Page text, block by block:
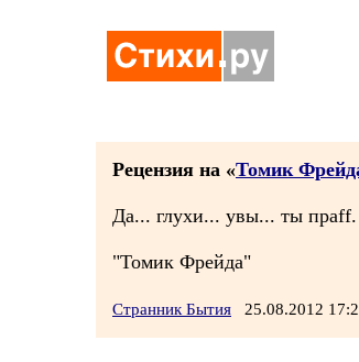
Рецензия на «Томик
Да... глухи... увы... ты праff.
"Томик Фрейда"
Странник Бытия 25.08.2012